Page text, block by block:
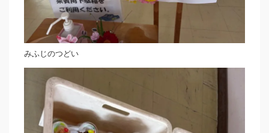
みふじのつどい